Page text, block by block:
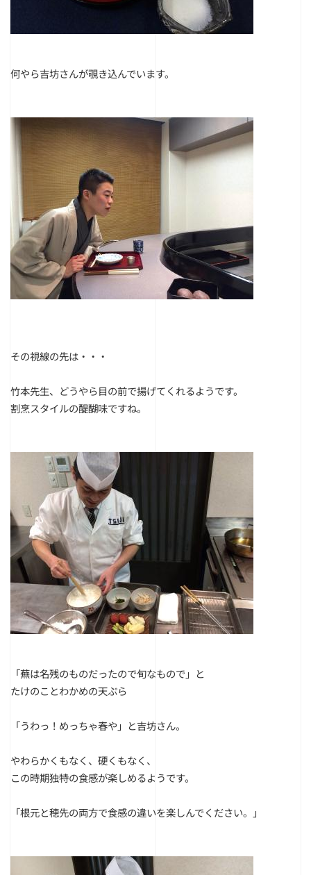
何やら吉坊さんが覗き込んでいます。
その視線の先は・・・
竹本先生、どうやら目の前で揚げてくれるようです。
割烹スタイルの醍醐味ですね。
「蕪は名残のものだったので旬なもので」と
たけのことわかめの天ぷら
「うわっ！めっちゃ春や」と吉坊さん。
やわらかくもなく、硬くもなく、
この時期独特の食感が楽しめるようです。
「根元と穂先の両方で食感の違いを楽しんでください。」